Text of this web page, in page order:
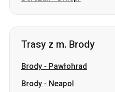
Brody-Pawłohrad
Brody- Kramatorsk
Brody-Sumy
Brody-Izium